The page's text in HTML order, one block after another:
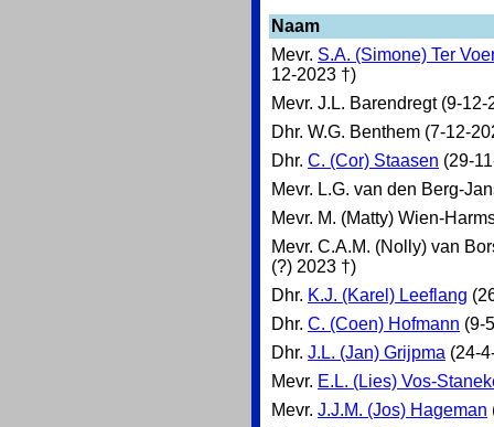
Naam
Mevr. S.A. (Simone) Ter
12-2023 †)
Mevr. J.L. Barendregt (9-12-
Dhr. W.G. Benthem (7-12-
Dhr. C. (Cor) Staasen (29-
Mevr. L.G. van den Berg-
Mevr. M. (Matty) Wien-
Mevr. C.A.M. (Nolly) van
(?) 2023 †)
Dhr. K.J. (Karel) Leeflang
Dhr. C. (Coen) Hofmann (9-
Dhr. J.L. (Jan) Grijpma (24-
Mevr. E.L. (Lies) Vos-
Mevr. J.J.M. (Jos) Hageman